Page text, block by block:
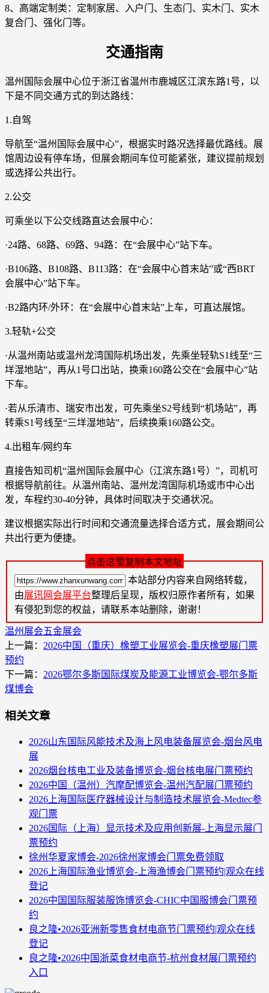
8、高端定制类：定制家居、入户门、生态门、实木门、实木
复合门、强化门等。
交通指南
温州国际会展中心位于浙江省温州市鹿城区江滨东路1号，以
下是不同交通方式的到达路线：
1.自驾
导航至“温州国际会展中心”，根据实时路况选择最优路线。展
馆周边设有停车场，但展会期间车位可能紧张，建议提前规划
或选择公共出行。
2.公交
可乘坐以下公交线路直达会展中心：
·24路、68路、69路、94路：在“会展中心”站下车。
·B106路、B108路、B113路：在“会展中心首末站”或“西BRT
会展中心”站下车。
·B2路内环/外环：在“会展中心首末站”上车，可直达展馆。
3.轻轨+公交
·从温州南站或温州龙湾国际机场出发，先乘坐轻轨S1线至“三
垟湿地站”，再从1号口出站，换乘160路公交在“会展中心”站
下车。
·若从乐清市、瑞安市出发，可先乘坐S2号线到“机场站”，再
转乘S1号线至“三垟湿地站”，后续换乘160路公交。
4.出租车/网约车
直接告知司机“温州国际会展中心（江滨东路1号）”，司机可
根据导航前往。从温州南站、温州龙湾国际机场或市中心出
发，车程约30-40分钟，具体时间取决于交通状况。
建议根据实际出行时间和交通流量选择合适方式，展会期间公
共出行更为便捷。
点击这里复制本文地址
本站部分内容来自网络转载，
由展讯网会展平台整理后呈现，版权归原作者所有，如果
有侵犯到您的权益，请联系本站删除，谢谢！
温州展会五金展会
上一篇： 2026中国（重庆）橡塑工业展览会-重庆橡塑展门票
预约
下一篇： 2026鄂尔多斯国际煤炭及能源工业博览会-鄂尔多斯
煤博会
相关文章
2026山东国际风能技术及海上风电装备展览会-烟台风电
展
2026烟台核电工业及装备博览会-烟台核电展门票预约
2026中国（温州）汽摩配博览会-温州汽配展门票预约
2026上海国际医疗器械设计与制造技术展览会-Medtec参
观门票
2026国际（上海）显示技术及应用创新展-上海显示展门
票预约
徐州华夏家博会-2026徐州家博会门票免费领取
2026上海国际渔业博览会-上海渔博会门票预约|观众在线
登记
2026中国国际服装服饰博览会-CHIC中国服博会门票预
约
良之隆•2026亚洲新零售食材电商节门票预约|观众在线
登记
良之隆•2026中国浙菜食材电商节-杭州食材展门票预约
入口